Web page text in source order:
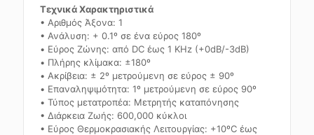
Τεχνικά Χαρακτηριστικά
• Αριθμός Άξονα: 1
• Ανάλυση: + 0.1º σε ένα εύρος 180º
• Εύρος Ζώνης: από DC έως 1 KHz (+0dB/-3dB)
• Πλήρης κλίμακα: ±180º
• Ακρίβεια: ± 2º μετρούμενη σε εύρος ± 90º
• Επαναληψιμότητα: 1º μετρούμενη σε εύρος 90º
• Τύπος μετατροπέα: Μετρητής καταπόνησης
• Διάρκεια Ζωής: 600,000 κύκλοι
• Εύρος Θερμοκρασιακής Λειτουργίας: +10ºC έως